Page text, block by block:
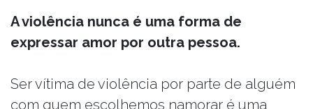
A violência nunca é uma forma de
expressar amor por outra pessoa.
Ser vítima de violência por parte de alguém
com quem escolhemos namorar é uma